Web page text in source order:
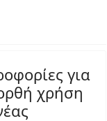
για
χρήση